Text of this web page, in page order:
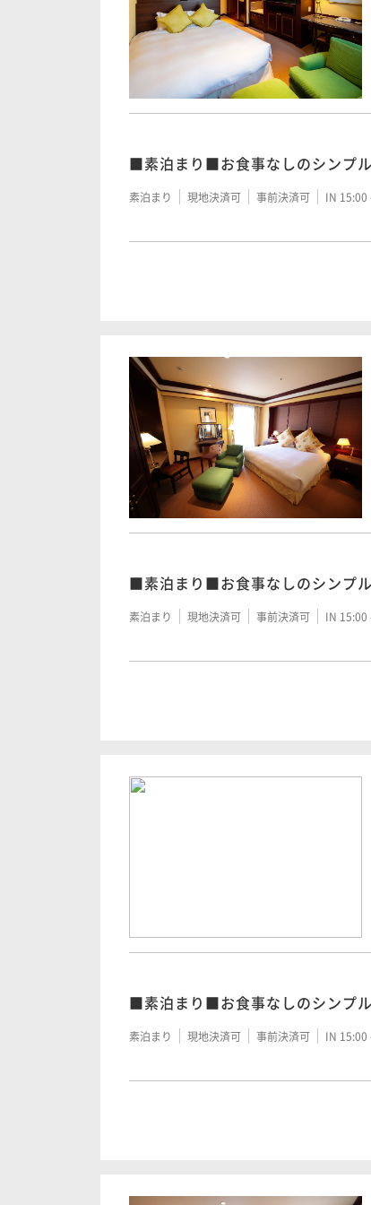
■素泊まり■お食事なしのシンプ
素泊まり 現地決済可 事前決済可 IN 15:00
■素泊まり■お食事なしのシンプ
素泊まり 現地決済可 事前決済可 IN 15:00
■素泊まり■お食事なしのシンプ
素泊まり 現地決済可 事前決済可 IN 15:00